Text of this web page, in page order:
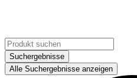
Suchergebnisse
Alle Suchergebnisse anzeigen